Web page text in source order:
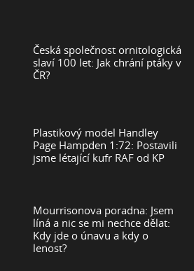
Česká společnost ornitologická
slaví 100 let: Jak chrání ptáky v
ČR?
Plastikový model Handley
Page Hampden 1:72: Postavili
jsme létající kufr RAF od KP
Mourrisonova poradna: Jsem
líná a nic se mi nechce dělat:
Kdy jde o únavu a kdy o
lenost?